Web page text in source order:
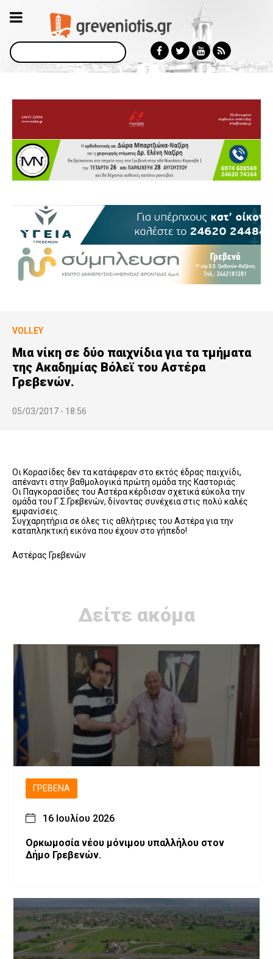
Αναζήτηση
VOLLEY
Μια νίκη σε δύο παιχνίδια για τα τμήματα
της Ακαδημίας Βόλεϊ του Αστέρα
Γρεβενών.
05/03/2017 - 18:56
Οι Κορασίδες δεν τα κατάφεραν στο εκτός έδρας παιχνίδι,
απέναντι στην βαθμολογικά πρώτη ομάδα της Καστοριάς.
Οι Παγκορασίδες του Αστέρα κέρδισαν σχετικά εύκολα την
ομάδα του Γ.Σ.Γρεβενών, δίνοντας συνέχεια στις πολύ καλές
εμφανίσεις.
Συγχαρητήρια σε όλες τις αθλήτριες του Αστέρα για την
καταπληκτική εικόνα που έχουν στο γήπεδο!
Αστέρας Γρεβενών
Δείτε ακόμα
ΓΡΕΒΕΝΆ
16 Ιουλίου 2026
Ορκωμοσία νέου μόνιμου υπαλλήλου στον
Δήμο Γρεβενών.